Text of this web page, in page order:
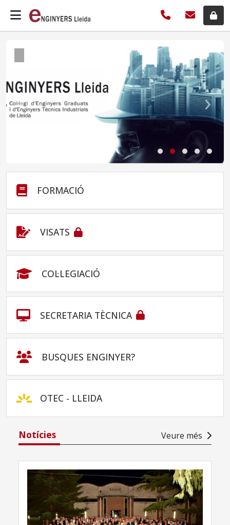
Quina és la diferència entre
"competències" i "atribucions
professionals"?
Recordatori de les atribucions professionals
dels Enginyers Tècnics i Graduats de la
‹ ›
FORMACIÓ
VISATS
COL·LEGIACIÓ
SECRETARIA TÈCNICA
BUSQUES ENGINYER?
OTEC - LLEIDA
Notícies Veure més